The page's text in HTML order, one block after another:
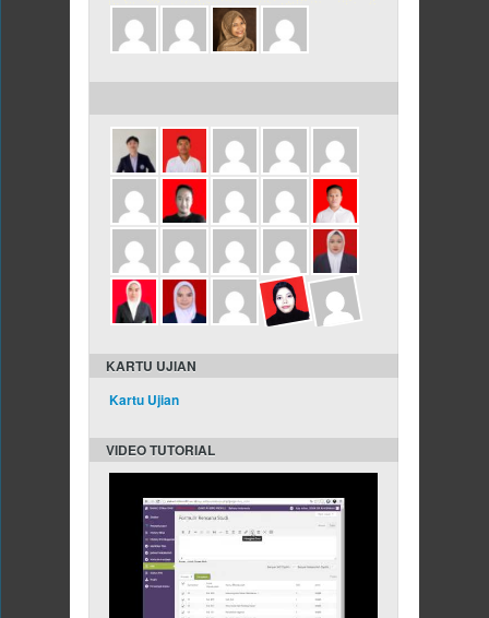
KARTU UJIAN
Kartu Ujian
VIDEO TUTORIAL